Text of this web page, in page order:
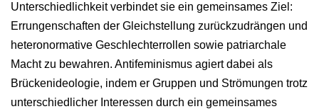
Unterschiedlichkeit verbindet sie ein gemeinsames Ziel:
Errungenschaften der Gleichstellung zurückzudrängen und
heteronormative Geschlechterrollen sowie patriarchale
Macht zu bewahren. Antifeminismus agiert dabei als
Brückenideologie, indem er Gruppen und Strömungen trotz
unterschiedlicher Interessen durch ein gemeinsames